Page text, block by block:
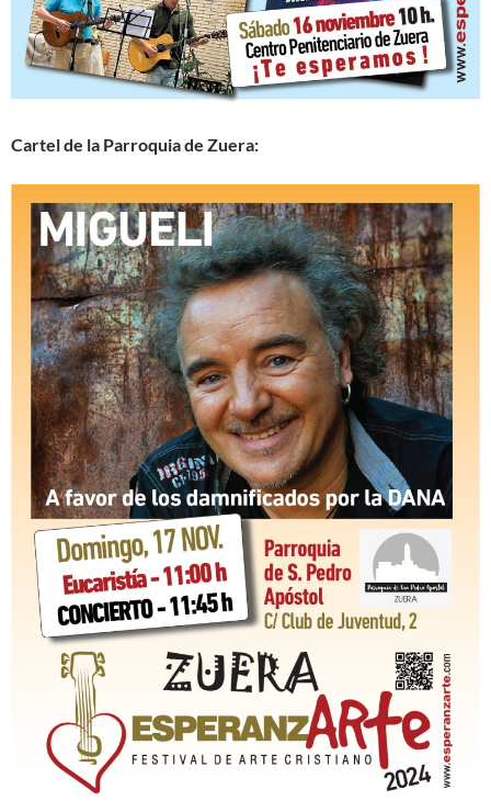
Cartel de la Parroquia de Zuera: